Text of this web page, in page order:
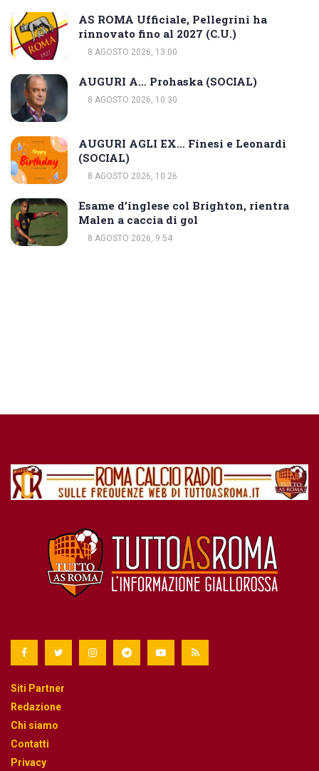
AS ROMA Ufficiale, Pellegrini ha
rinnovato fino al 2027 (C.U.)
8 AGOSTO 2026, 13:00
AUGURI A… Prohaska (SOCIAL)
8 AGOSTO 2026, 10:30
AUGURI AGLI EX… Finesi e Leonardi
(SOCIAL)
8 AGOSTO 2026, 10:26
Esame d’inglese col Brighton, rientra
Malen a caccia di gol
8 AGOSTO 2026, 9:54
Siti Partner
Redazione
Chi siamo
Contatti
Privacy